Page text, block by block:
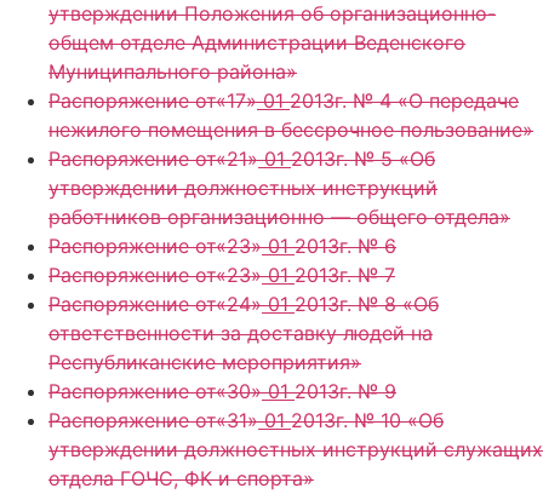
утверждении Положения об организационно-
общем отделе Администрации Веденского
Муниципального района»
Распоряжение от«17»012013г. № 4 «О передаче
нежилого помещения в бессрочное пользование»
Распоряжение от«21»012013г. № 5 «Об
утверждении должностных инструкций
работников организационно — общего отдела»
Распоряжение от«23»012013г. № 6
Распоряжение от«23»012013г. № 7
Распоряжение от«24»012013г. № 8 «Об
ответственности за доставку людей на
Республиканские мероприятия»
Распоряжение от«30»012013г. № 9
Распоряжение от«31»012013г. № 10 «Об
утверждении должностных инструкций служащих
отдела ГОЧС, ФК и спорта»